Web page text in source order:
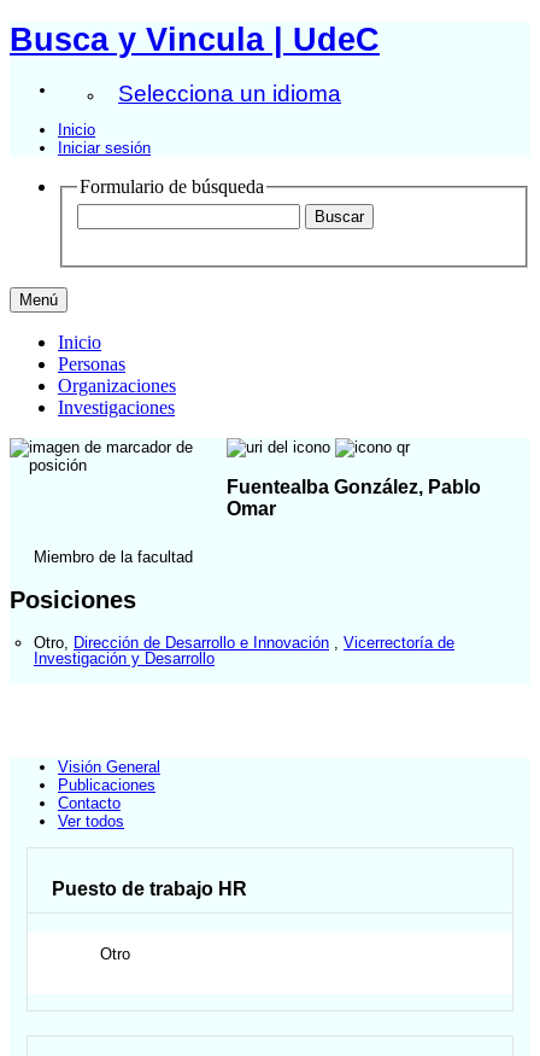
Busca y Vincula | UdeC
Selecciona un idioma
Inicio
Iniciar sesión
Formulario de búsqueda
Menú
Inicio
Personas
Organizaciones
Investigaciones
Fuentealba González, Pablo
Omar
Miembro de la facultad
Posiciones
Otro Dirección de Desarrollo e Innovación
Vicerrectoría de
Investigación y Desarrollo
Visión General
Publicaciones
Contacto
Ver todos
Puesto de trabajo HR
Otro